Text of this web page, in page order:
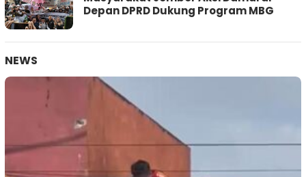
Depan DPRD Dukung Program MBG
NEWS